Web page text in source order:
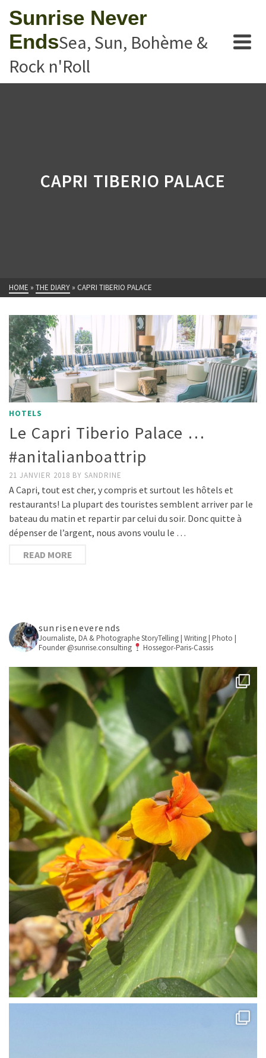
Sunrise Never
EndsSea, Sun, Bohème &
Rock n'Roll
CAPRI TIBERIO PALACE
HOME » THE DIARY » CAPRI TIBERIO PALACE
HOTELS
Le Capri Tiberio Palace …
#anitalianboattrip
21 JANVIER 2018 BY SANDRINE
A Capri, tout est cher, y compris et surtout les hôtels et
restaurants! La plupart des touristes semblent arriver par le
bateau du matin et repartir par celui du soir. Donc quitte à
dépenser de l’argent, nous avons voulu le …
READ MORE
sunriseneverends
Journaliste, DA & PhotographeStoryTelling | Writing | Photo |
Founder @sunrise.consulting
Hossegor-Paris-Cassis